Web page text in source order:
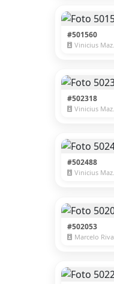
#501560
Vinicius Mazzaro
#502318
Vinicius Mazzaro
#502488
Vinicius Mazzaro
#502053
Marcelo Riva